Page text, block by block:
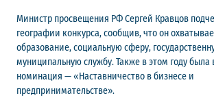
Министр просвещения РФ Сергей Кравцов
географии конкурса, сообщив, что он
образование, социальную сферу,
муниципальную службу. Также в этом году была
номинация — «Наставничество в бизнесе и
предпринимательстве».